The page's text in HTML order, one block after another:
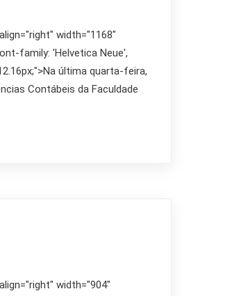
width="1168"
family: 'Helvetica Neue',
última quarta-feira,
Contábeis da Faculdade
width="904"